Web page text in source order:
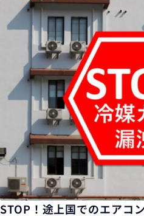
STOP！途上国でのエアコ